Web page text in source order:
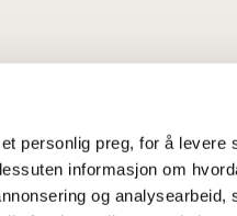
personlig preg, for å levere
informasjon om
og analysearbeid,